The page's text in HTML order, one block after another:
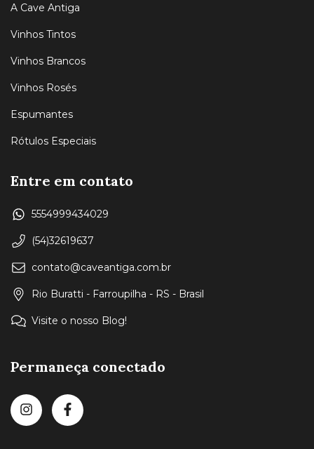
A Cave Antiga
Vinhos Tintos
Vinhos Brancos
Vinhos Rosés
Espumantes
Rótulos Especiais
Entre em contato
5554999434029
(54)32619637
contato@caveantiga.com.br
Rio Buratti - Farroupilha - RS - Brasil
Visite o nosso Blog!
Permaneça conectado